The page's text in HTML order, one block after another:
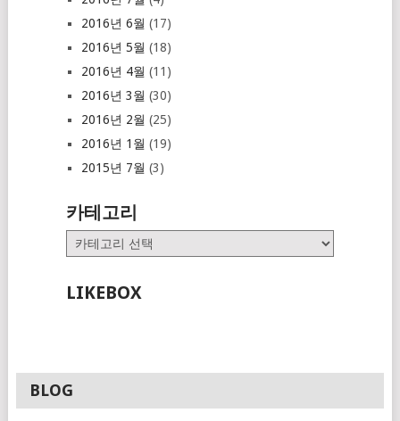
2016년 6월 (17)
2016년 5월 (18)
2016년 4월 (11)
2016년 3월 (30)
2016년 2월 (25)
2016년 1월 (19)
2015년 7월 (3)
카테고리
카
테
리
LIKEBOX
BLOG